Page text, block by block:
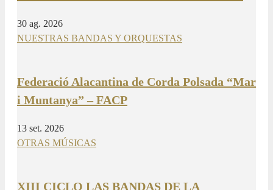
30 ag. 2026
NUESTRAS BANDAS Y ORQUESTAS
Federació Alacantina de Corda Polsada “Mar
i Muntanya” – FACP
13 set. 2026
OTRAS MÚSICAS
XIII CICLO LAS BANDAS DE LA